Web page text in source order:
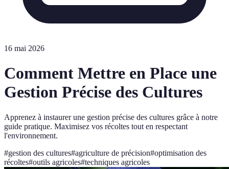
16 mai 2026
Comment Mettre en Place une
Gestion Précise des Cultures
Apprenez à instaurer une gestion précise des cultures grâce à notre
guide pratique. Maximisez vos récoltes tout en respectant
l'environnement.
#gestion des cultures#agriculture de précision#optimisation des
récoltes#outils agricoles#techniques agricoles